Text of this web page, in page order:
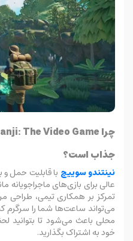
جذاب است؟
نینتندو سوییچ با قابلیت حمل
تمرکز بر همکاری تیمی، طراحی
می‌تواند ساعت‌ها شما را سرگرم
محلی باعث می‌شود تا بتوانید
خود به اشتراک بگذارید.